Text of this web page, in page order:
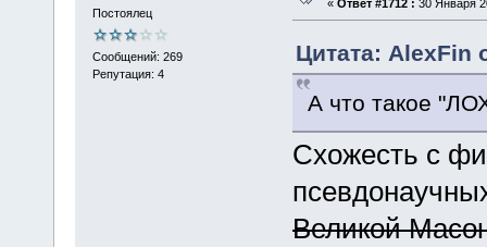
Постоялец
Сообщений: 269
Репутация: 4
« Ответ #1712 : 30 Января
Цитата: AlexFin
А что такое
Схожесть с
Великой